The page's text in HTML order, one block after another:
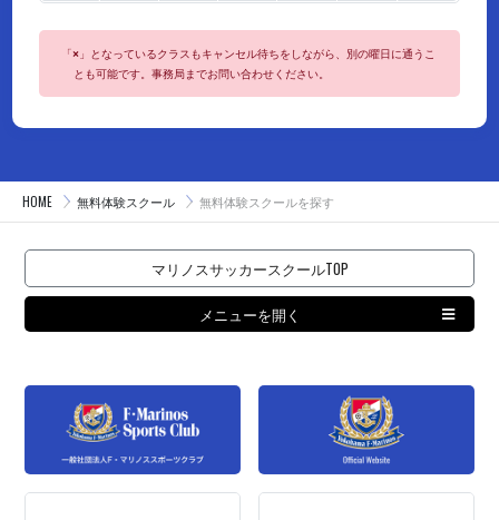
「× 」となっているクラスもキャンセル待ちをしながら、別の曜日に通うこ
とも可能です。事務局までお問い合わせください。
HOME 無料体験スクール 無料体験スクールを探す
マリノスサッカースクールTOP
メニューを開く